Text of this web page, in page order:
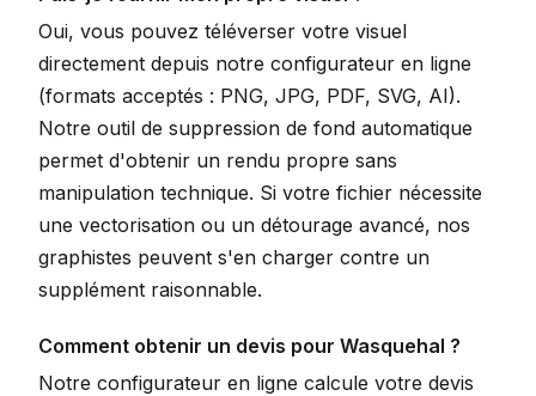
Oui, vous pouvez téléverser votre visuel
directement depuis notre configurateur en ligne
(formats acceptés : PNG, JPG, PDF, SVG, AI).
Notre outil de suppression de fond automatique
permet d'obtenir un rendu propre sans
manipulation technique. Si votre fichier nécessite
une vectorisation ou un détourage avancé, nos
graphistes peuvent s'en charger contre un
supplément raisonnable.
Comment obtenir un devis pour Wasquehal ?
Notre configurateur en ligne calcule votre devis